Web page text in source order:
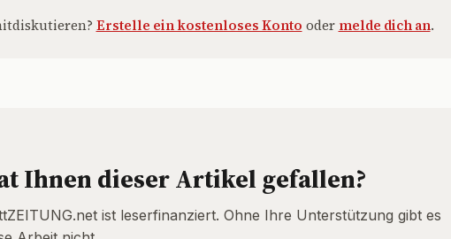
Erstelle ein kostenloses Konto oder melde dich an.
Ihnen dieser Artikel gefallen?
ist leserfinanziert. Ohne Ihre Unterstützung gibt es